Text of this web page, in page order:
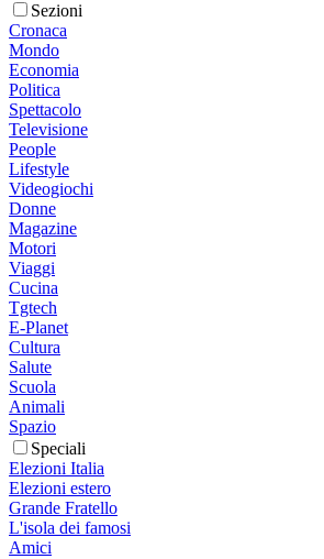
Sezioni
Cronaca
Mondo
Economia
Politica
Spettacolo
Televisione
People
Lifestyle
Videogiochi
Donne
Magazine
Motori
Viaggi
Cucina
Tgtech
E-Planet
Cultura
Salute
Scuola
Animali
Spazio
Speciali
Elezioni Italia
Elezioni estero
Grande Fratello
L'isola dei famosi
Amici